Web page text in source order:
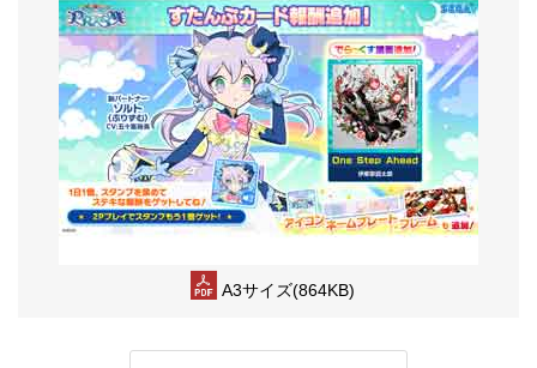
A3サイズ(864KB)